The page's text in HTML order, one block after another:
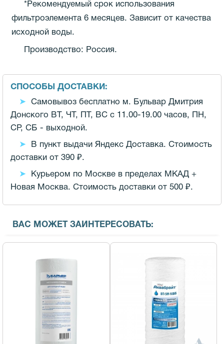
*Рекомендуемый срок использования
фильтроэлемента 6 месяцев. Зависит от качества
исходной воды.
Производство: Россия.
СПОСОБЫ ДОСТАВКИ:
Самовывоз бесплатно м. Бульвар Дмитрия
Донского ВТ, ЧТ, ПТ, ВС с 11.00-19.00 часов,
ПН,
СР, СБ - выходной.
В пункт выдачи Яндекс Доставка. Стоимость
доставки от 390 ₽.
Курьером по Москве в пределах МКАД +
Новая Москва. Стоимость доставки от 500 ₽.
ВАС МОЖЕТ ЗАИНТЕРЕСОВАТЬ: